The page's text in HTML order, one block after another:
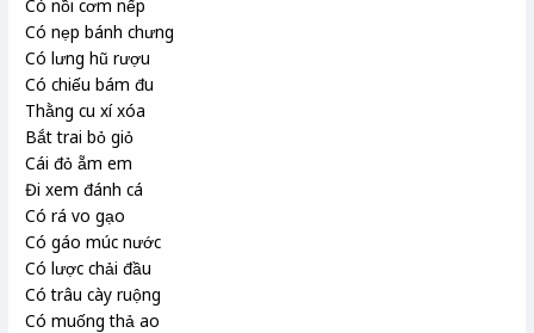
Có nồi cơm nếp
Có nẹp bánh chưng
Có lưng hũ rượu
Có chiếu bám đu
Thằng cu xí xóa
Bắt trai bỏ giỏ
Cái đỏ ẵm em
Đi xem đánh cá
Có rá vo gạo
Có gáo múc nước
Có lược chải đầu
Có trâu cày ruộng
Có muống thả ao